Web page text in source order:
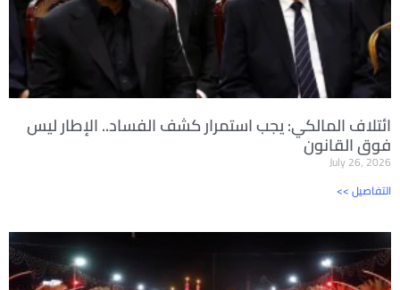
ائتلاف المالكي: يجب استمرار كشف الفساد.. الإطار ليس
فوق القانون
July 26, 2026
<< التفاصيل